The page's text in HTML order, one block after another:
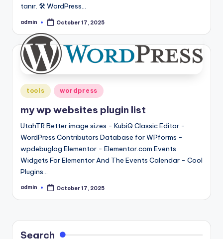
tanır. 🛠️ WordPress…
Posted
admin October 17, 2025
Posted
tools wordpress
my wp websites plugin list
UtahTR Better image sizes - KubiQ Classic Editor -
WordPress Contributors Database for WPforms -
wpdebuglog Elementor - Elementor.com Events
Widgets For Elementor And The Events Calendar - Cool
Plugins…
Posted
admin October 17, 2025
Search